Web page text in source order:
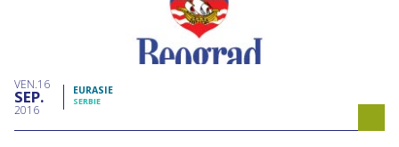
VEN 16
SEP
2016
EURASIE
SERBIE